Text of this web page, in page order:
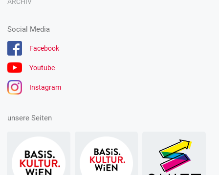
Social Media
Facebook
Youtube
Instagram
unsere Seiten